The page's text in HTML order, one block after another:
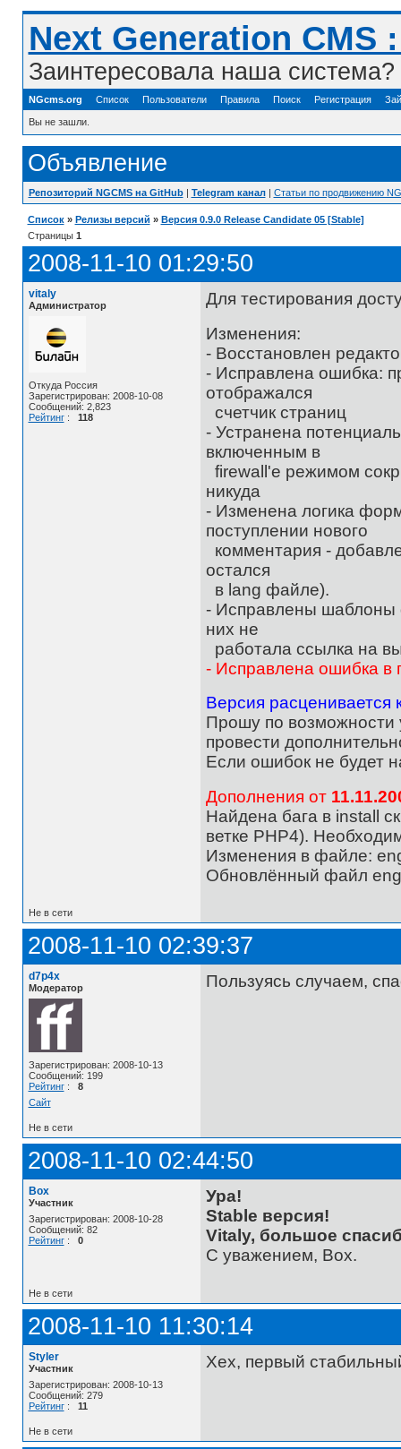
Next Generation
Заинтересовала наша
NGcms.org Список Пользователи Правила Поиск Регистрация
Вы не зашли.
Объявление
Репозиторий NGCMS на GitHub| Telegram канал| Статьи по продвижению
Список » Релизы версий » Версия 0.9.0 Release Candidate 05 [Stable]
Страницы 1
2008-11-10 01:29:50
vitaly
Администратор
Откуда Россия
Зарегистрирован: 2008-10-08
Сообщений: 2,823
Рейтинг: 118
Для тестирования
Изменения:
- Восстановлен
- Исправлена ошибка:
отображался
счетчик страниц
- Устранена
включенным в
firewall'е режимом
никуда
- Изменена логика
поступлении нового
комментария -
остался
в lang файле).
- Исправлены шаблоны
них не
работала ссылка на
- Исправлена ошибка в
Версия расценивается
Прошу по возможности
провести
Если ошибок не будет
Дополнения от
Найдена бага в install
ветке PHP4).
Изменения в файле:
Обновлённый файл
Не в сети
2008-11-10 02:39:37
d7p4x
Модератор
Зарегистрирован: 2008-10-13
Сообщений: 199
Рейтинг: 8
Сайт
Пользуясь случаем,
Не в сети
2008-11-10 02:44:50
Box
Участник
Зарегистрирован: 2008-10-28
Сообщений: 82
Рейтинг: 0
Ура!
Stable версия!
Vitaly, большое
С уважением, Box.
Не в сети
2008-11-10 11:30:14
Styler
Участник
Зарегистрирован: 2008-10-13
Сообщений: 279
Рейтинг: 11
Хех, первый
Не в сети